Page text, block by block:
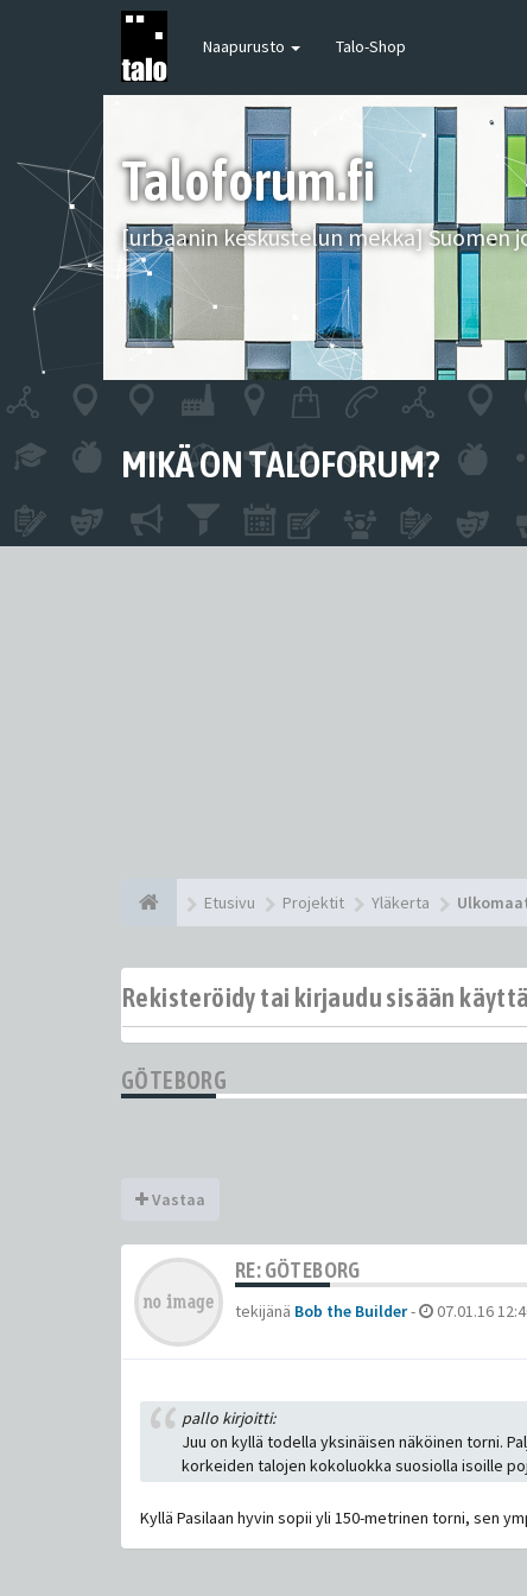
Naapurusto Talo-Shop
Taloforum.fi
[urbaanin keskustelun mekka] Suomen
MIKÄ ON TALOFORUM?
Etusivu Projektit Yläkerta
Rekisteröidy tai kirjaudu sisään
GÖTEBORG
Vastaa
RE: GÖTEBORG
tekijänä Bob the Builder- 07.01.16
pallo kirjoitti:
Juu on kyllä todella yksinäisen näköinen torni.
korkeiden talojen kokoluokka suosiolla isoille
Kyllä Pasilaan hyvin sopii yli 150-metrinen torni, sen